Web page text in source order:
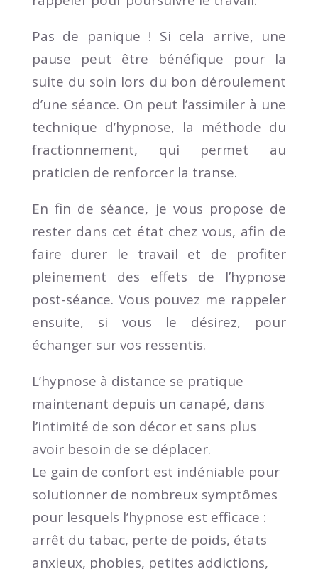
Pas de panique ! Si cela arrive, une
pause peut être bénéfique pour la
suite du soin lors du bon déroulement
d’une séance. On peut l’assimiler à une
technique d’hypnose, la méthode du
fractionnement, qui permet au
praticien de renforcer la transe.
En fin de séance, je vous propose de
rester dans cet état chez vous, afin de
faire durer le travail et de profiter
pleinement des effets de l’hypnose
post-séance. Vous pouvez me rappeler
ensuite, si vous le désirez, pour
échanger sur vos ressentis.
L’hypnose à distance se pratique
maintenant depuis un canapé, dans
l’intimité de son décor et sans plus
avoir besoin de se déplacer.
Le gain de confort est indéniable pour
solutionner de nombreux symptômes
pour lesquels l’hypnose est efficace :
arrêt du tabac, perte de poids, états
anxieux, phobies, petites addictions,